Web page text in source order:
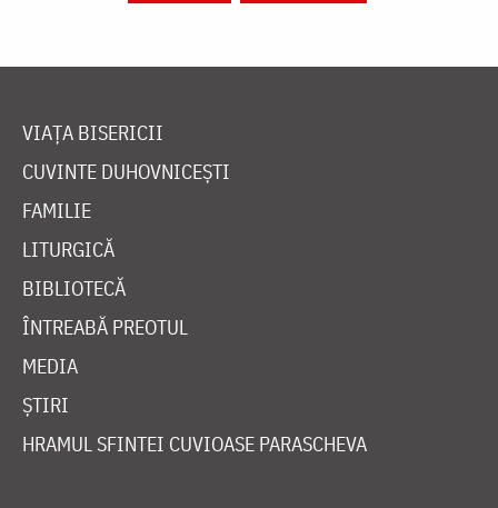
VIAȚA BISERICII
CUVINTE DUHOVNICEȘTI
FAMILIE
LITURGICĂ
BIBLIOTECĂ
ÎNTREABĂ PREOTUL
MEDIA
ȘTIRI
HRAMUL SFINTEI CUVIOASE PARASCHEVA